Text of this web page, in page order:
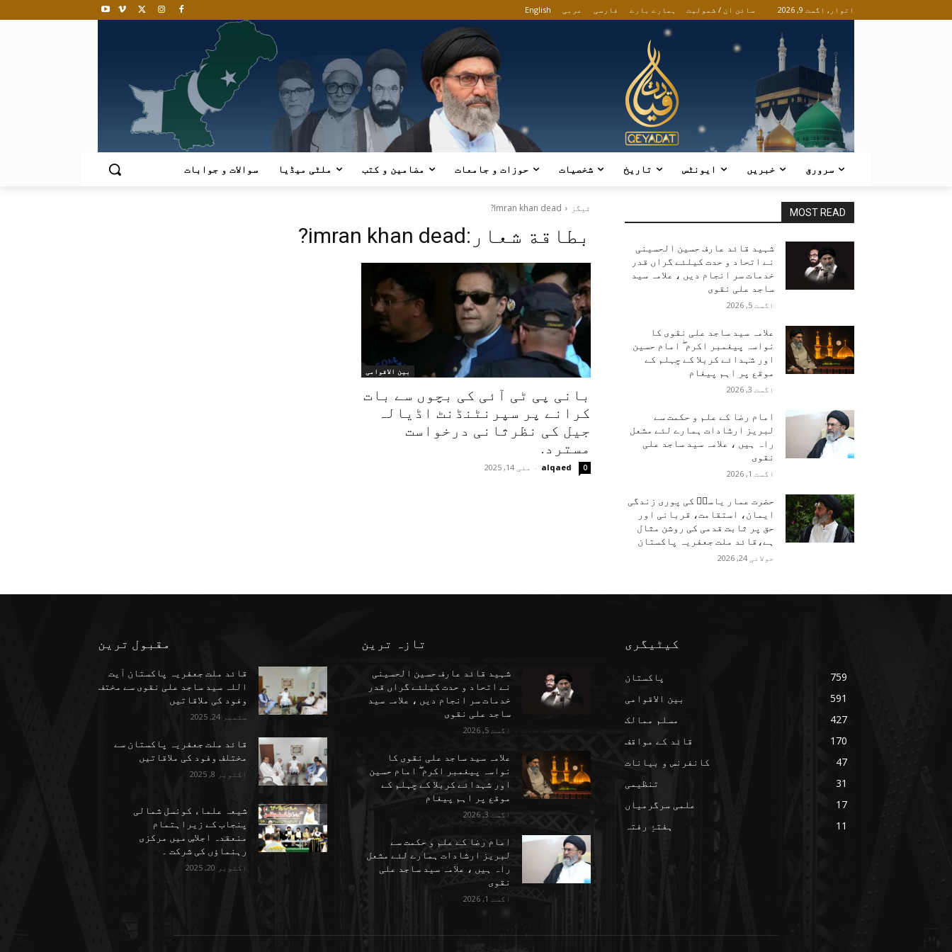
اتوار, اگست 9, 2026 سائن ان / شمولیت English عربی فارسی ہمارے بارے
سرورق خبریں ایونٹس تاریخ شخصیات حوزات و جامعات مضامین و کتب ملٹی میڈیا سوالات و جوابات
ٹیگز Imran khan dead?
بطاقة شعار:imran khan dead?
بین الاقوامی
بانی پی ٹی آئی کی بچوں سے بات
کرانے پر سپرنٹنڈنٹ اڈیالہ
جیل کی نظرثانی درخواست
مسترد.
alqaed
- مئی 14, 2025 0
MOST READ
شہید قائد عارف حسین الحسینی
نے اتحاد و حدت کیلئے گراں قدر
خدمات سر انجام دیں ، علامہ سید
ساجد علی نقوی
اگست 5, 2026
علامہ سید ساجد علی نقوی کا
نواسہ پیغمبر اکرم ۖ امام حسین
اور شہدائے کربلا کے چہلم کے
موقع پر اہم پیغام
اگست 3, 2026
امام رضا کے علم و حکمت سے
لبریز ارشادات ہمارے لئے مشعل
راہ ہیں ، علامہ سید ساجد علی
نقوی
اگست 1, 2026
حضرت عمار یاسرؑ کی پوری زندگی
ایمان، استقامت، قربانی اور
حق پر ثابت قدمی کی روشن مثال
ہے،قائد ملت جعفریہ پاکستان
جولائی 24, 2026
مقبول ترین
قائد ملت جعفریہ پاکستان آیت
اللہ سید ساجد علی نقوی سے مختف
وفود کی ملاقاتیں
ستمبر 24, 2025
قائد ملت جعفریہ پاکستان سے
مختلف وفود کی ملاقاتیں
اکتوبر 8, 2025
شیعہ علماء کونسل شمالی
پنجاب کے زیراہتمام
منعقدہ اجلاسِ میں مرکزی
رہنماؤں کی شرکت ۔
اکتوبر 20, 2025
تازہ ترین
شہید قائد عارف حسین الحسینی
نے اتحاد و حدت کیلئے گراں قدر
خدمات سر انجام دیں ، علامہ سید
ساجد علی نقوی
اگست 5, 2026
علامہ سید ساجد علی نقوی کا
نواسہ پیغمبر اکرم ۖ امام حسین
اور شہدائے کربلا کے چہلم کے
موقع پر اہم پیغام
اگست 3, 2026
امام رضا کے علم و حکمت سے
لبریز ارشادات ہمارے لئے مشعل
راہ ہیں ، علامہ سید ساجد علی
نقوی
اگست 1, 2026
کیٹیگری
پاکستان
759
بین الاقوامی
591
مسلم ممالک
427
قائد کے مواقف
170
کانفرنس و بیانات
47
تنظیمی
31
علمی سرگرمیاں
17
ہفتۂِ رفتہ
11